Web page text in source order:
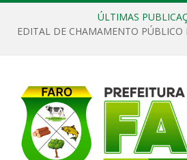
ÚLTIMAS